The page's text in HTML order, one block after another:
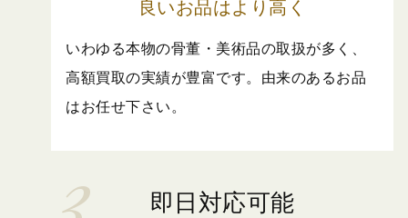
良いお品はより高く
いわゆる本物の骨董・美術品の取扱が多く、
高額買取の実績が豊富です。由来のあるお品
はお任せ下さい。
即日対応可能